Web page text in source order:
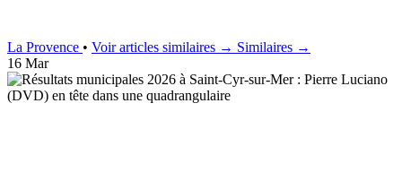
La Provence • Voir articles similaires → Similaires →
16 Mar